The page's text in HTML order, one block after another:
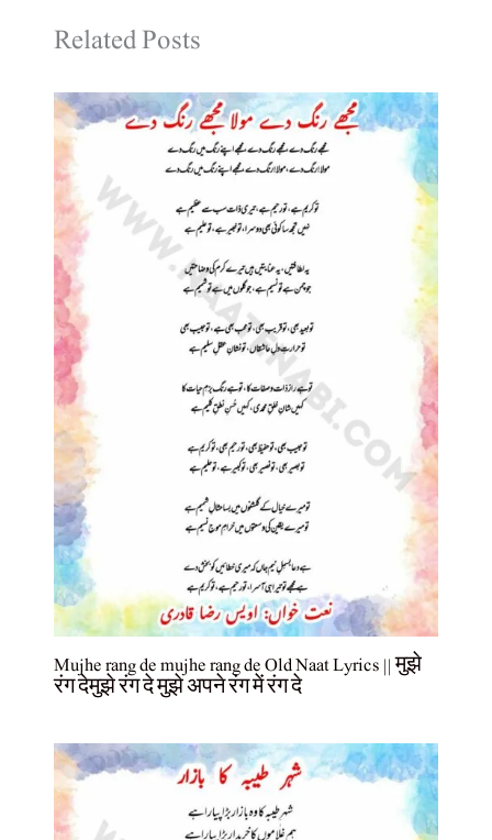
Related Posts
Mujhe rang de mujhe rang de Old Naat Lyrics || मुझे
रंग देमुझे रंग दे मुझे अपने रंग में रंग दे